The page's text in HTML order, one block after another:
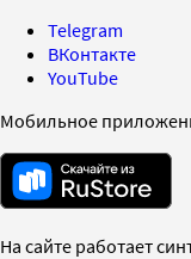
Telegram
ВКонтакте
YouTube
Мобильное
На сайте работает